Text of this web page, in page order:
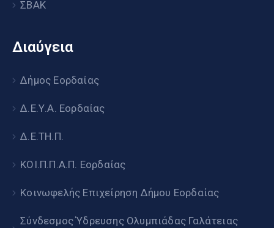
ΣΒΑΚ
Διαύγεια
Δήμος Εορδαίας
Δ.Ε.Υ.Α. Εορδαίας
Δ.Ε.ΤΗ.Π.
ΚΟΙ.Π.Π.Α.Π. Εορδαίας
Κοινωφελής Επιχείρηση Δήμου Εορδαίας
Σύνδεσμος Ύδρευσης Ολυμπιάδας Γαλάτειας